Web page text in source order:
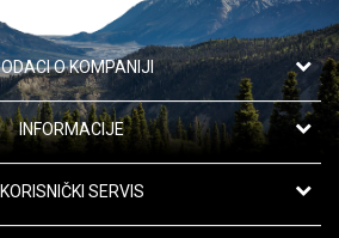
O KOMPANIJI
ustanova "Oaza zdravlja"
Kanarevo Brdo 42,
11191 Beograd, Srbija
Telefon:
INFORMACIJE
O nama
Saradnja
KORISNIČKI SERVIS